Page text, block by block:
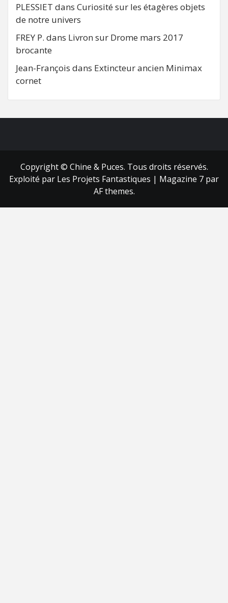
PLESSIET dans Curiosité sur les étagères objets
de notre univers
FREY P. dans Livron sur Drome mars 2017
brocante
Jean-François dans Extincteur ancien Minimax
cornet
Copyright © Chine & Puces. Tous droits réservés.
Exploité par Les Projets Fantastiques | Magazine 7 par
AF themes.